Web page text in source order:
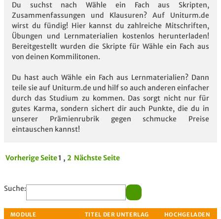
Du suchst nach Wähle ein Fach aus Skripten,
Zusammenfassungen und Klausuren? Auf Uniturm.de
wirst du fündig! Hier kannst du zahlreiche Mitschriften,
Übungen und Lernmaterialien kostenlos herunterladen!
Bereitgestellt wurden die Skripte für Wähle ein Fach aus
von deinen Kommilitonen.
Du hast auch Wähle ein Fach aus Lernmaterialien? Dann
teile sie auf Uniturm.de und hilf so auch anderen einfacher
durch das Studium zu kommen. Das sorgt nicht nur für
gutes Karma, sondern sichert dir auch Punkte, die du in
unserer Prämienrubrik gegen schmucke Preise
eintauschen kannst!
Vorherige Seite1 , 2 Nächste Seite
Suche: